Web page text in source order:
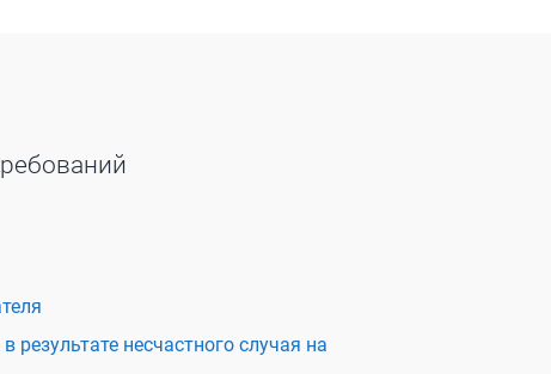
результате несчастного случая на